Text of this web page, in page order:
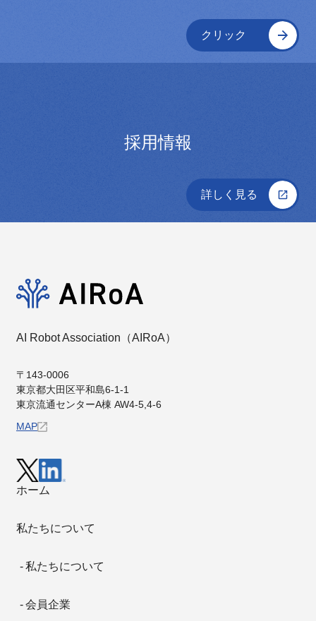
クリック
採用情報
詳しく見る
AI Robot Association（AIRoA）
〒143-0006
東京都⼤⽥区平和島6-1-1
東京流通センターA棟 AW4-5,4-6
MAP
ホーム
私たちについて
私たちについて
会員企業